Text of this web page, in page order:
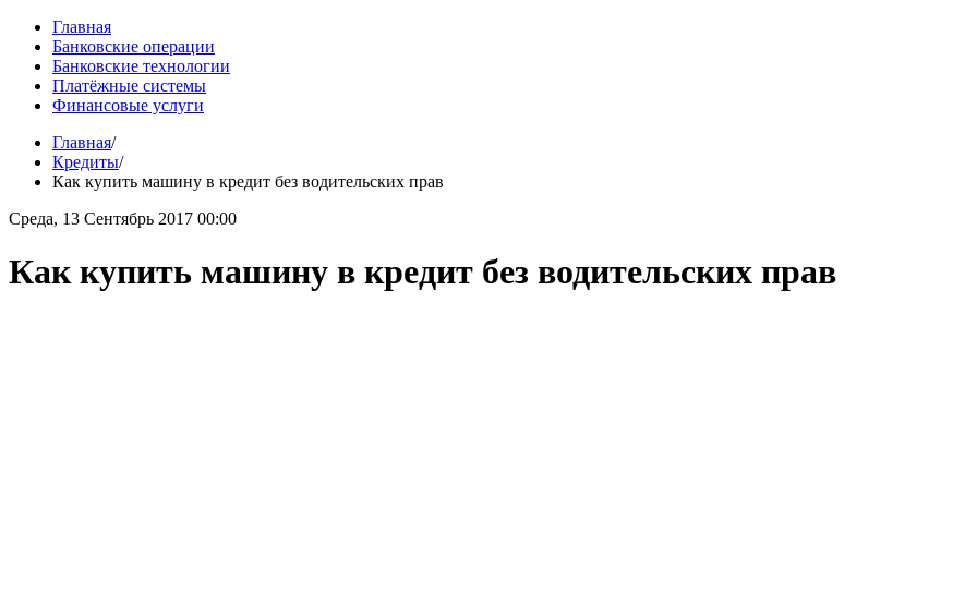
Главная
Банковские операции
Банковские технологии
Платёжные системы
Финансовые услуги
Главная/
Кредиты/
Как купить машину в кредит без водительских прав
Среда, 13 Сентябрь 2017 00:00
Как купить машину в кредит без водительских прав